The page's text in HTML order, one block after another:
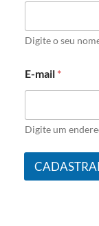
Digite o seu
E-mail *
Digite um